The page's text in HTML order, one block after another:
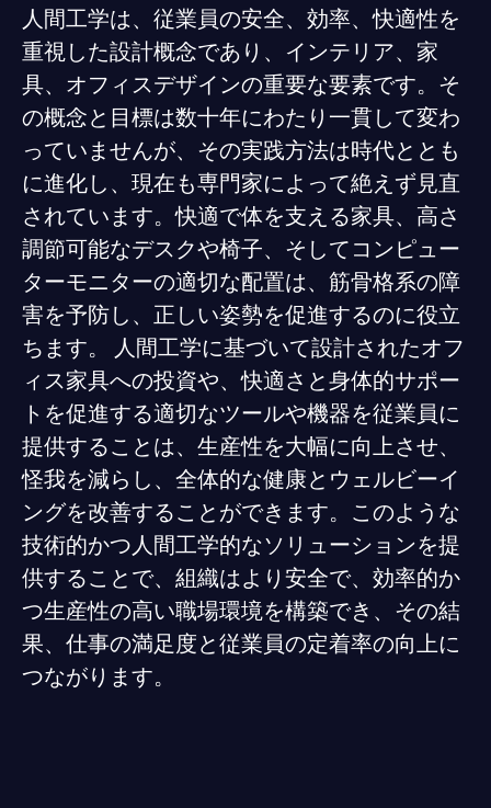
人間工学は、従業員の安全、効率、快適性を
重視した設計概念であり、インテリア、家
具、オフィスデザインの重要な要素です。そ
の概念と目標は数十年にわたり一貫して変わ
っていませんが、その実践方法は時代ととも
に進化し、現在も専門家によって絶えず見直
されています。快適で体を支える家具、高さ
調節可能なデスクや椅子、そしてコンピュー
ターモニターの適切な配置は、筋骨格系の障
害を予防し、正しい姿勢を促進するのに役立
ちます。 人間工学に基づいて設計されたオフ
ィス家具への投資や、快適さと身体的サポー
トを促進する適切なツールや機器を従業員に
提供することは、生産性を大幅に向上させ、
怪我を減らし、全体的な健康とウェルビーイ
ングを改善することができます。このような
技術的かつ人間工学的なソリューションを提
供することで、組織はより安全で、効率的か
つ生産性の高い職場環境を構築でき、その結
果、仕事の満足度と従業員の定着率の向上に
つながります。